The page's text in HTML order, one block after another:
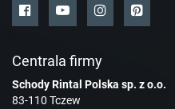
Centrala firmy
Schody Rintal Polska sp. z o.o.
83-110 Tczew